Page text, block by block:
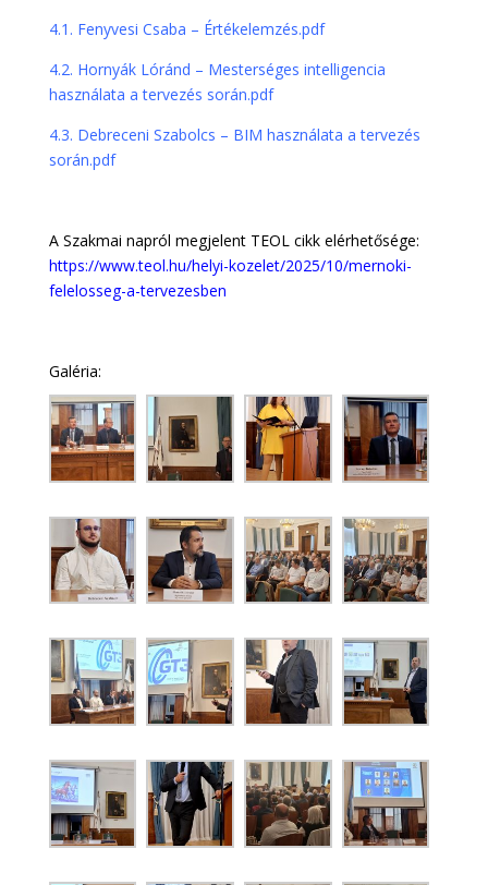
4.1. Fenyvesi Csaba – Értékelemzés.pdf
4.2. Hornyák Lóránd – Mesterséges intelligencia
használata a tervezés során.pdf
4.3. Debreceni Szabolcs – BIM használata a tervezés
során.pdf
A Szakmai napról megjelent TEOL cikk elérhetősége:
https://www.teol.hu/helyi-kozelet/2025/10/mernoki-
felelosseg-a-tervezesben
Galéria: